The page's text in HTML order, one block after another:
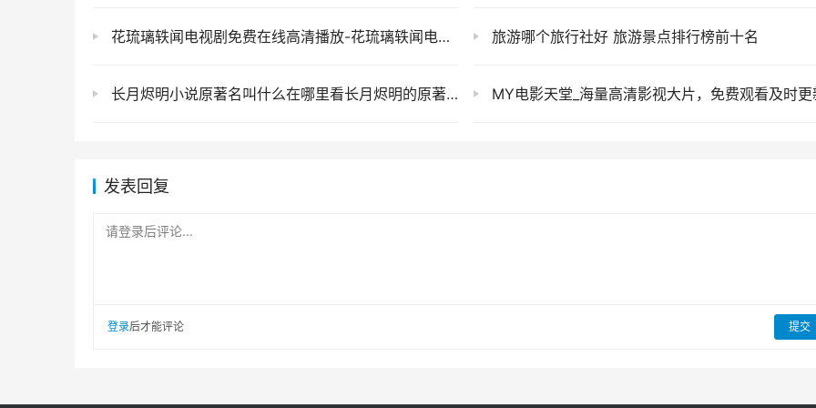
花琉璃轶闻电视剧免费在线高清播放-花琉璃轶闻电视剧剧情介绍 旅游哪个旅行社好 旅游景点排行榜前十名
长月烬明小说原著名叫什么在哪里看长月烬明的原著小说结局 MY电影天堂_海量高清影视大片，免费观看及时更新，精彩不会错过
发表回复
请登录后评论...
登录后才能评论 提交